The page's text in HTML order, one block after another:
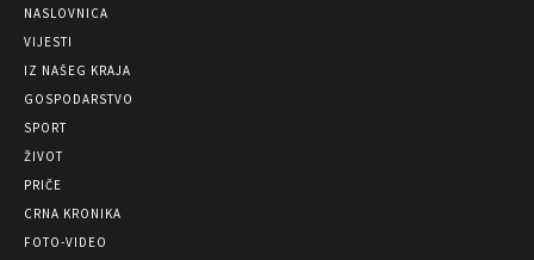
NASLOVNICA
VIJESTI
IZ NAŠEG KRAJA
GOSPODARSTVO
SPORT
ŽIVOT
PRIČE
CRNA KRONIKA
FOTO-VIDEO